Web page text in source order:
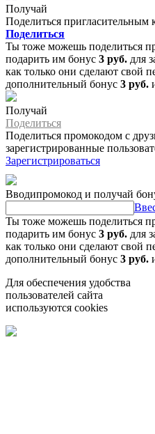
Получай
Поделиться пригласительным
Поделиться
Ты тоже можешь поделиться
подарить им бонус 3 руб. для
как только они сделают свой
дополнительный бонус 3 руб.
Получай
Поделиться
Поделиться промокодом с
зарегистрированные
Зарегистрироваться
Вводипромокод и получай
Ты тоже можешь поделиться
подарить им бонус 3 руб. для
как только они сделают свой
дополнительный бонус 3 руб.
Для обеспечения удобства
пользователей сайта
используются cookies